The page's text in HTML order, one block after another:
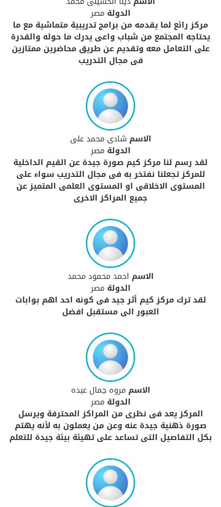
الدولة مصر
مركز رائع لما يقدمه من برامج تدريبية متماشية مع ما
يحتاجه المجتمع من شباب واعى يدرك ما حوله والقدرة
على التعامل معه وتقديم عن طريق محاضرين ممتازين
فى مجال التدريب
الاسم شادى محمد على
الدولة مصر
لقد رسم لنا مركز كيم صورة جيدة عن القيم الداخلية
للمركز تجعلنا نفتخر به فى مجال التدريب سواء على
المستوى الاخلاقى او المستوى العلمى المتميز عن
جميع المراكز الاخرى
الاسم احمد محمود محمد
الدولة مصر
لقد ترك مركز كيم أثر جيد فى كونه احد اهم بوابات
العبور الى مستقبل افضل
الاسم مروه جمال عبده
الدولة مصر
المركز يعد فى نظرى من المراكز المحترفة ويرسل
صورة ذهنية جيدة عنه وعن من يعملون به لأنه يهتم
بكل التفاصيل التى تساعد على تهيئة بيئة جيدة للتعلم